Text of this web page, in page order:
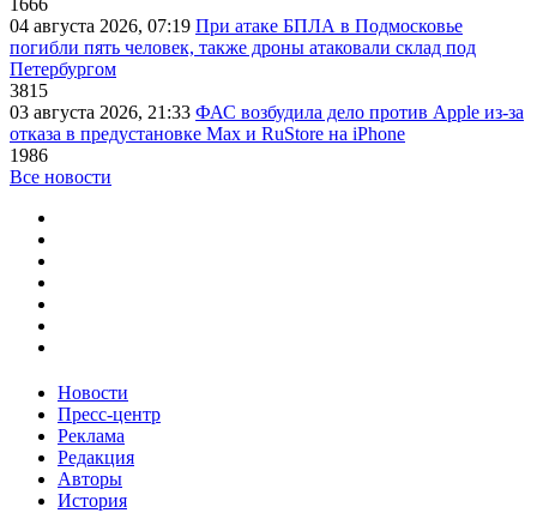
1666
04 августа 2026, 07:19 При атаке БПЛА в Подмосковье
погибли пять человек, также дроны атаковали склад под
Петербургом
3815
03 августа 2026, 21:33 ФАС возбудила дело против Apple из-за
отказа в предустановке Max и RuStore на iPhone
1986
Все новости
Новости
Пресс-центр
Реклама
Редакция
Авторы
История